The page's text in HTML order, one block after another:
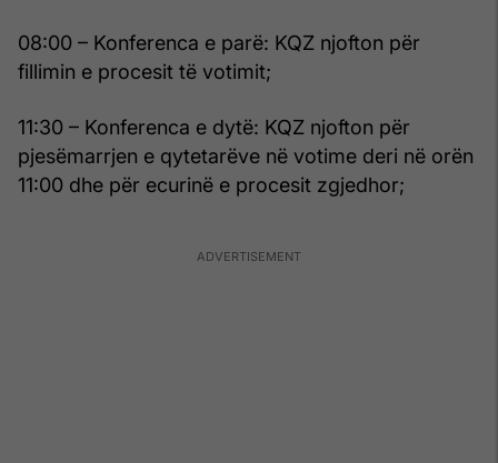
08:00 – Konferenca e parë: KQZ njofton për
fillimin e procesit të votimit;
11:30 – Konferenca e dytë: KQZ njofton për
pjesëmarrjen e qytetarëve në votime deri në orën
11:00 dhe për ecurinë e procesit zgjedhor;